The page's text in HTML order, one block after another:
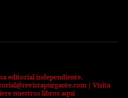
editorial independiente.
| Visita
nuestros libros aquí